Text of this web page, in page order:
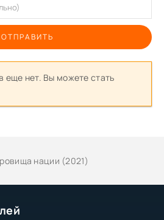
ОТПРАВИТЬ
еще нет. Вы можете стать
нации (2021)